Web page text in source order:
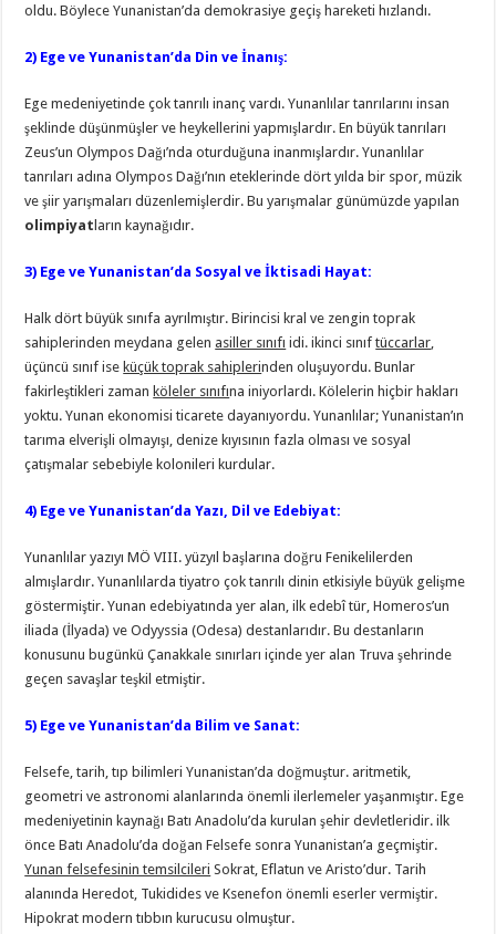
oldu. Böylece Yunanistan’da demokrasiye geçiş hareketi hızlandı.
2) Ege ve Yunanistan’da Din ve İnanış:
Ege medeniyetinde çok tanrılı inanç vardı. Yunanlılar tanrılarını insan
şeklinde düşünmüşler ve heykellerini yapmışlardır. En büyük tanrıları
Zeus’un Olympos Dağı’nda oturduğuna inanmışlardır. Yunanlılar
tanrıları adına Olympos Dağı’nın eteklerinde dört yılda bir spor, müzik
ve şiir yarışmaları düzenlemişlerdir. Bu yarışmalar günümüzde yapılan
olimpiyat ların kaynağıdır.
3) Ege ve Yunanistan’da Sosyal ve İktisadi Hayat:
Halk dört büyük sınıfa ayrılmıştır. Birincisi kral ve zengin toprak
sahiplerinden meydana gelen asiller sınıfı idi. ikinci sınıftüccarlar,
üçüncü sınıf ise küçük toprak sahiplerinden oluşuyordu. Bunlar
fakirleştikleri zaman köleler sınıfına iniyorlardı. Kölelerin hiçbir hakları
yoktu. Yunan ekonomisi ticarete dayanıyordu. Yunanlılar; Yunanistan’ın
tarıma elverişli olmayışı, denize kıyısının fazla olması ve sosyal
çatışmalar sebebiyle kolonileri kurdular.
4) Ege ve Yunanistan’daYazı, Dil ve Edebiyat:
Yunanlılar yazıyı MÖ VIII. yüzyıl başlarına doğru Fenikelilerden
almışlardır. Yunanlılarda tiyatro çok tanrılı dinin etkisiyle büyük gelişme
göstermiştir. Yunan edebiyatında yer alan, ilk edebî tür, Homeros’un
iliada (İlyada) ve Odyyssia (Odesa) destanlarıdır. Bu destanların
konusunu bugünkü Çanakkale sınırları içinde yer alan Truva şehrinde
geçen savaşlar teşkil etmiştir.
5) Ege ve Yunanistan’da Bilim ve Sanat:
Felsefe, tarih, tıp bilimleri Yunanistan’da doğmuştur. aritmetik,
geometri ve astronomi alanlarında önemli ilerlemeler yaşanmıştır. Ege
medeniyetinin kaynağı Batı Anadolu’da kurulan şehir devletleridir. ilk
önce Batı Anadolu’da doğan Felsefe sonra Yunanistan’a geçmiştir.
Yunan felsefesinin temsilcileri Sokrat, Eflatun ve Aristo’dur. Tarih
alanında Heredot, Tukidides ve Ksenefon önemli eserler vermiştir.
Hipokrat modern tıbbın kurucusu olmuştur.